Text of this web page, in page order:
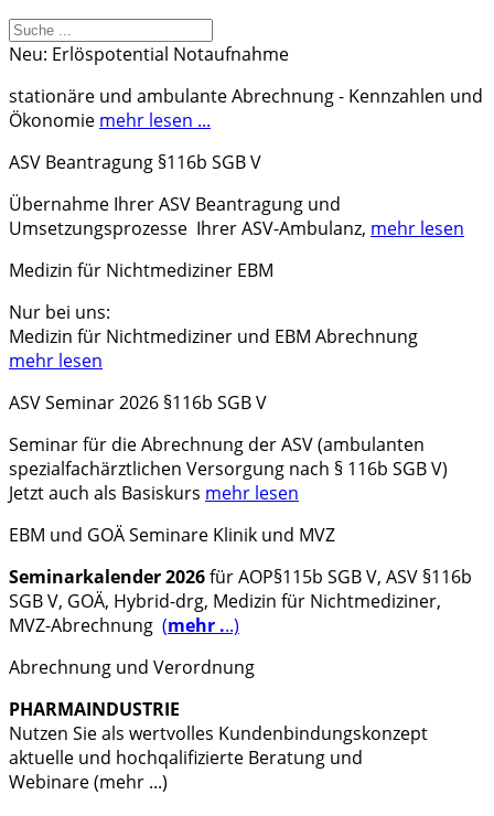
Neu: Erlöspotential Notaufnahme
stationäre und ambulante Abrechnung - Kennzahlen und
Ökonomie mehr lesen ...
ASV Beantragung §116b SGB V
Übernahme Ihrer ASV Beantragung und
Umsetzungsprozesse Ihrer ASV-Ambulanz, mehr lesen
Medizin für Nichtmediziner EBM
Nur bei uns:
Medizin für Nichtmediziner und EBM Abrechnung
mehr lesen
ASV Seminar 2026 §116b SGB V
Seminarfür die Abrechnung derASV (ambulanten
spezialfachärztlichen Versorgung nach § 116b SGB V)
Jetzt auch als Basiskurs mehr lesen
EBM und GOÄ Seminare Klinik und MVZ
Seminarkalender 2026für AOP§115b SGB V, ASV §116b
SGB V, GOÄ, Hybrid-drg, Medizin für Nichtmediziner,
MVZ-Abrechnung (mehr ...)
Abrechnung und Verordnung
PHARMAINDUSTRIE
Nutzen Sie als wertvolles Kundenbindungskonzept
aktuelle und hochqalifizierte Beratung und
Webinare (mehr ...)